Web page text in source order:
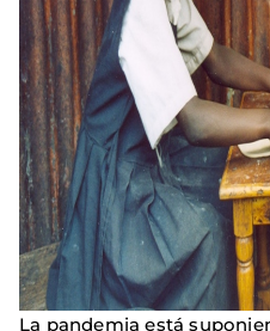
La pandemia está